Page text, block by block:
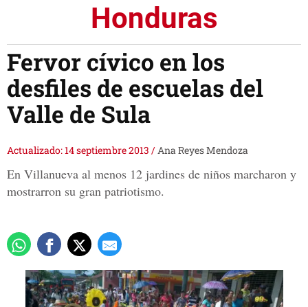
Honduras
Fervor cívico en los
desfiles de escuelas del
Valle de Sula
Actualizado: 14 septiembre 2013 /Ana Reyes Mendoza
En Villanueva al menos 12 jardines de niños marcharon y
mostrarron su gran patriotismo.